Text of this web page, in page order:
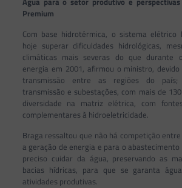
Premium
Com base hidrotérmica, o sistema elétrico
hoje superar dificuldades hidrológicas,
climáticas mais severas do que durante
energia em 2001, afirmou o ministro,
transmissão entre as regiões do
transmissão e subestações, com mais de
diversidade na matriz elétrica, com
complementares à hidroeletricidade.
Braga ressaltou que não há competição
a geração de energia e para o
preciso cuidar da água, preservando as
bacias hídricas, para que se garanta
atividades produtivas.